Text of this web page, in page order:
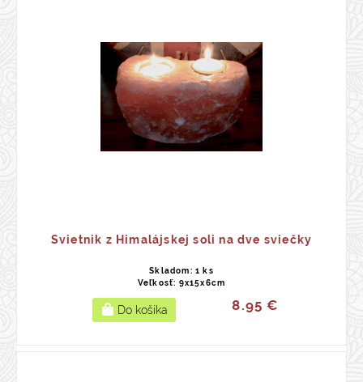
Svietnik z Himalájskej soli na dve sviečky
Skladom: 1 ks
Veľkosť: 9x15x6cm
8.95 €